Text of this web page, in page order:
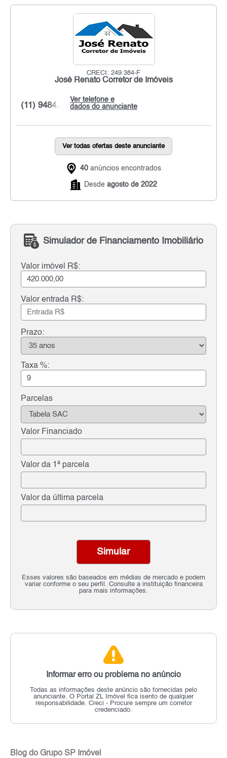
CRECI: 249.384-F
José Renato Corretor de Imóveis
Ver telefone e
dados do anunciante
(11) 9484...
Ver todas ofertas deste anunciante
40 anúncios encontrados
Desde agosto de 2022
Simulador de Financiamento Imobiliário
Valor imóvel R$:
Valor entrada R$:
Prazo:
Taxa %:
Parcelas
Valor Financiado
Valor da 1ª parcela
Valor da última parcela
Esses valores são baseados em médias de mercado e podem
variar conforme o seu perfil. Consulte a instituição financeira
para mais informações.
Simular
Informar erro ou problema no anúncio
Todas as informações deste anúncio são fornecidas pelo
anunciante. O Portal ZL Imóvel fica isento de qualquer
responsabilidade. Creci - Procure sempre um corretor
credenciado.
Blog do Grupo SP Imóvel